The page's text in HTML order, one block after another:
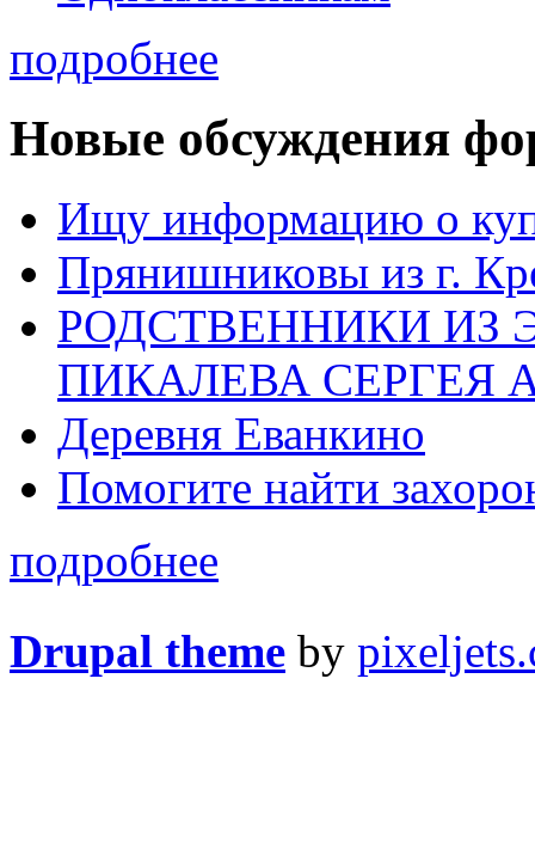
подробнее
Новые обсуждения
Ищу информацию о
Прянишниковы из г.
РОДСТВЕННИКИ ИЗ
ПИКАЛЕВА СЕРГЕЯ
Деревня Еванкино
Помогите найти
подробнее
Drupal theme by